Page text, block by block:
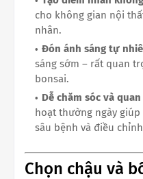
cho không gian nội
nhân.
Đón ánh sáng tự
sáng sớm – rất quan
bonsai.
Dễ chăm sóc và
hoạt thường ngày
sâu bệnh và điều
Chọn chậu và